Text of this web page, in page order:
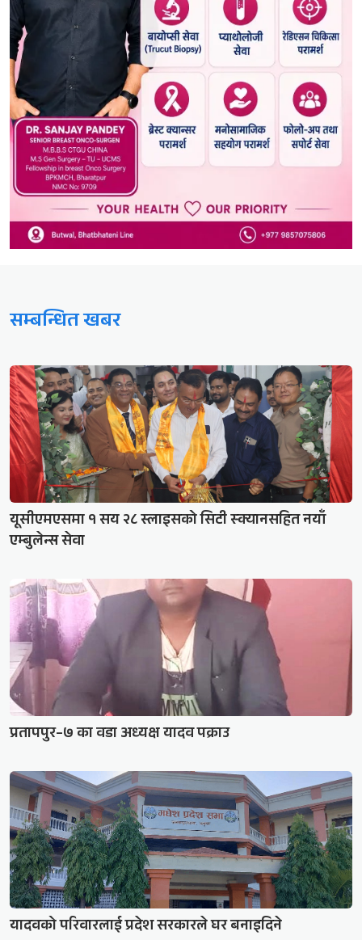
सम्बन्धित खबर
यूसीएमएसमा १ सय २८ स्लाइसको सिटी स्क्यानसहित नयाँ
एम्बुलेन्स सेवा
प्रतापपुर–७ का वडा अध्यक्ष यादव पक्राउ
यादवको परिवारलाई प्रदेश सरकारले घर बनाइदिने